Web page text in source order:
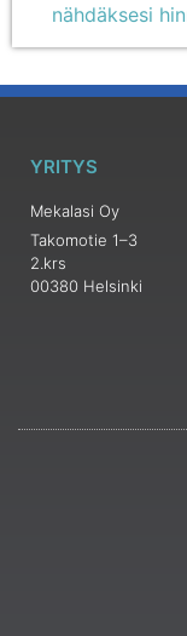
nähdäksesi
YRITYS
Mekalasi Oy
Takomotie 1–3
2.krs
00380 Helsinki